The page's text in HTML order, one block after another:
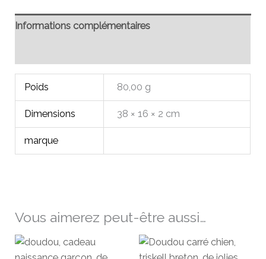
Informations complémentaires
Poids 80,00 g
Dimensions 38 × 16 × 2 cm
marque
Vous aimerez peut-être aussi…